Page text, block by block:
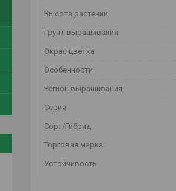
Высота растений
Грунт выращивания
Окрас цветка
Особенности
Регион выращивания
Серия
Сорт/Гибрид
Торговая марка
Устойчивость